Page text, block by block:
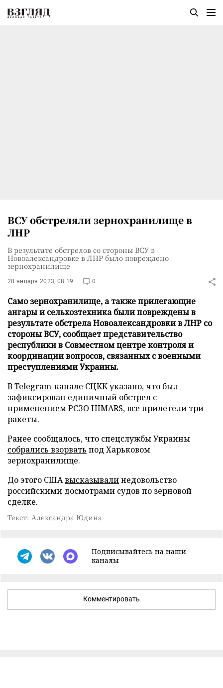
ВСУ обстреляли зернохранилище в
ЛНР
В результате обстрелов со стороны ВСУ в
Новоалександровке в ЛНР было повреждено
зернохранилище
28 января 2023, 08:19 0
Само зернохранилище, а также прилегающие
ангары и сельхозтехника были повреждены в
результате обстрела Новоалександровки в ЛНР со
стороны ВСУ, сообщает представительство
республики в Совместном центре контроля и
координации вопросов, связанных с военными
преступлениями Украины.
В Telegram-канале СЦКК указано, что был
зафиксирован единичный обстрел с
применением РСЗО HIMARS, все прилетели три
ракеты.
Ранее сообщалось, что спецслужбы Украины
собрались взорвать под Харьковом
зернохранилище.
До этого СШАвысказывалинедовольство
российскими досмотрами судов по зерновой
сделке.
Текст: Александра Юдина
Подписывайтесь на наши
каналы
Комментировать